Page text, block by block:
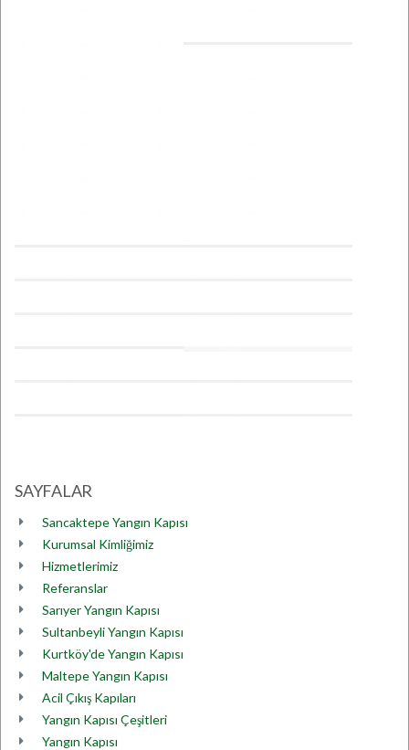
SAYFALAR
Sancaktepe Yangın Kapısı
Kurumsal Kimliğimiz
Hizmetlerimiz
Referanslar
Sarıyer Yangın Kapısı
Sultanbeyli Yangın Kapısı
Kurtköy'de Yangın Kapısı
Maltepe Yangın Kapısı
Acil Çıkış Kapıları
Yangın Kapısı Çeşitleri
Yangın Kapısı